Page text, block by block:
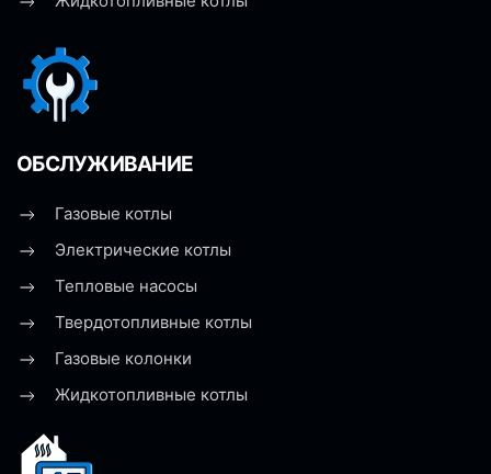
ОБСЛУЖИВАНИЕ
Газовые котлы
Электрические котлы
Тепловые насосы
Твердотопливные котлы
Газовые колонки
Жидкотопливные котлы